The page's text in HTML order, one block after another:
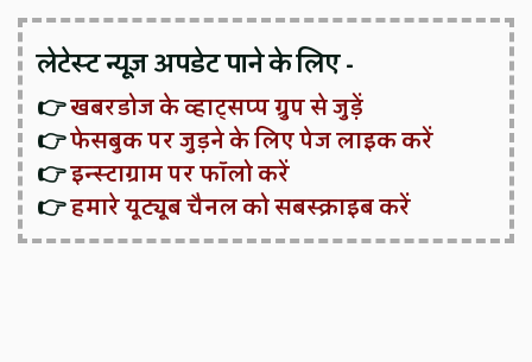
लेटेस्ट न्यूज़ अपडेट पाने के लिए -
👉खबरडोज के व्हाट्सप्प ग्रुप से जुड़ें
👉फेसबुक पर जुड़ने के लिए पेज लाइक करें
👉इन्स्टाग्राम पर फॉलो करें
👉हमारे यूट्यूब चैनल को सबस्क्राइब करें